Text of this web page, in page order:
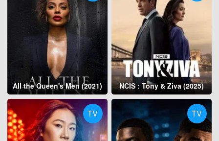
All the Queen's Men (2021) NCIS : Tony & Ziva (2025)
TV TV